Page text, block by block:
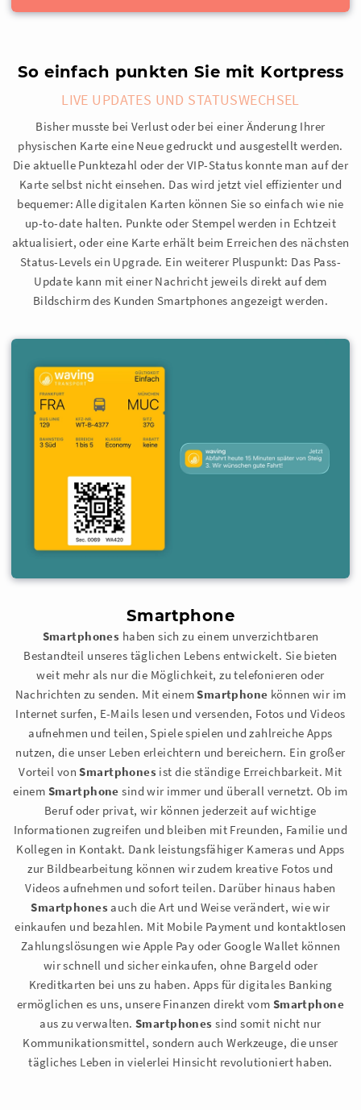
So einfach punkten Sie mit Kortpress
LIVE UPDATES UND STATUSWECHSEL
Bisher musste bei Verlust oder bei einer Änderung Ihrer
physischen Karte eine Neue gedruckt und ausgestellt werden.
Die aktuelle Punktezahl oder der VIP-Status konnte man auf der
Karte selbst nicht einsehen. Das wird jetzt viel effizienter und
bequemer: Alle digitalen Karten können Sie so einfach wie nie
up-to-date halten. Punkte oder Stempel werden in Echtzeit
aktualisiert, oder eine Karte erhält beim Erreichen des nächsten
Status-Levels ein Upgrade. Ein weiterer Pluspunkt: Das Pass-
Update kann mit einer Nachricht jeweils direkt auf dem
Bildschirm des Kunden Smartphones angezeigt werden.
Smartphone
Smartphones haben sich zu einem unverzichtbaren
Bestandteil unseres täglichen Lebens entwickelt. Sie bieten
weit mehr als nur die Möglichkeit, zu telefonieren oder
Nachrichten zu senden. Mit einemSmartphone können wir im
Internet surfen, E-Mails lesen und versenden, Fotos und Videos
aufnehmen und teilen, Spiele spielen und zahlreiche Apps
nutzen, die unser Leben erleichtern und bereichern. Ein großer
Vorteil vonSmartphones ist die ständige Erreichbarkeit. Mit
einem Smartphone sind wir immer und überall vernetzt. Ob im
Beruf oder privat, wir können jederzeit auf wichtige
Informationen zugreifen und bleiben mit Freunden, Familie und
Kollegen in Kontakt. Dank leistungsfähiger Kameras und Apps
zur Bildbearbeitung können wir zudem kreative Fotos und
Videos aufnehmen und sofort teilen. Darüber hinaus haben
Smartphonesauch die Art und Weise verändert, wie wir
einkaufen und bezahlen. Mit Mobile Payment und kontaktlosen
Zahlungslösungen wie Apple Pay oder Google Wallet können
wir schnell und sicher einkaufen, ohne Bargeld oder
Kreditkarten bei uns zu haben. Apps für digitales Banking
ermöglichen es uns, unsere Finanzen direkt vom Smartphone
aus zu verwalten.Smartphones sind somit nicht nur
Kommunikationsmittel, sondern auch Werkzeuge, die unser
tägliches Leben in vielerlei Hinsicht revolutioniert haben.